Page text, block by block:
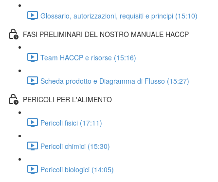
Glossario, autorizzazioni, requisiti e principi (15:10)
FASI PRELIMINARI DEL NOSTRO MANUALE HACCP
Team HACCP e risorse (15:16)
Scheda prodotto e Diagramma di Flusso (15:27)
PERICOLI PER L'ALIMENTO
Pericoli fisici (17:11)
Pericoli chimici (15:30)
Pericoli biologici (14:05)